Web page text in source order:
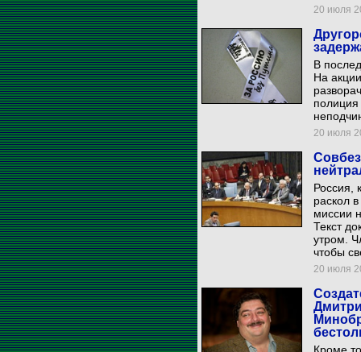
20 июля
В
На
полиция
20 июля
Россия,
раскол
миссии
Текст
утром.
чтобы
20 июля